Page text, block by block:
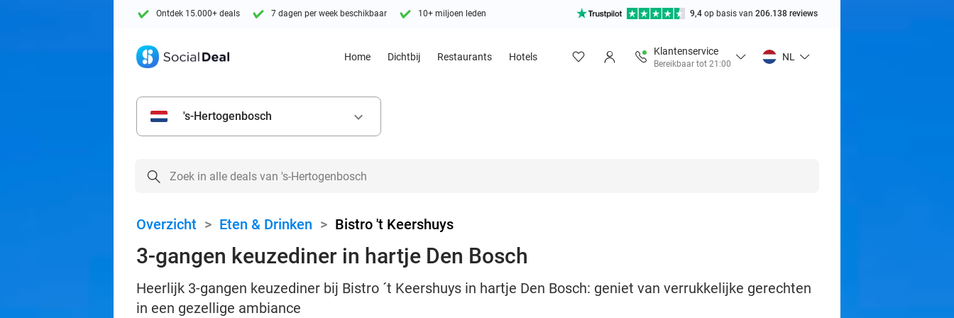
Ontdek 15.000+ deals 7 dagen per week beschikbaar 10+ miljoen leden 9,4 op basis van 206.138 reviews
Home Dichtbij Restaurants Hotels
Klantenservice
Bereikbaar tot 21:00
NL
's-Hertogenbosch keyboard_arrow_down
Overzicht > Eten & Drinken > Bistro 't Keershuys
3-gangen keuzediner in hartje Den Bosch
Heerlijk 3-gangen keuzediner bij Bistro ´t Keershuys in hartje Den Bosch: geniet van verrukkelijke gerechten
in een gezellige ambiance